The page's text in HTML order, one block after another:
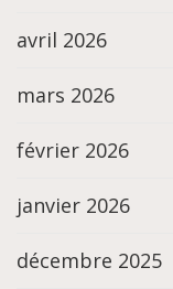
avril 2026
mars 2026
février 2026
janvier 2026
décembre 2025